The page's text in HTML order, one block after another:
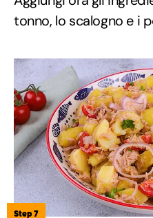
tonno, lo scalogno e i
Step 7